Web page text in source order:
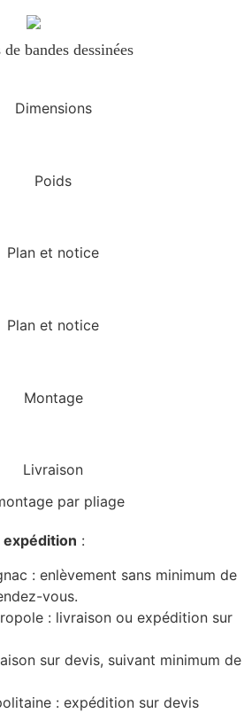
de bandes dessinées
par pliage
expédition :
: enlèvement sans minimum de
vous.
: livraison ou expédition sur
sur devis, suivant minimum de
: expédition sur devis